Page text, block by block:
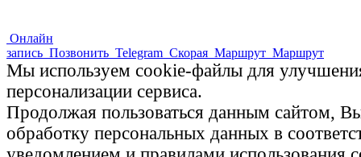
Онлайн
запись Позвонить Telegram Скорая Маршрут Маршрут
Мы используем cookie-файлы для
персонализации сервиса.
Продолжая пользоваться данным сайтом, Вы
обработку персональных данных в